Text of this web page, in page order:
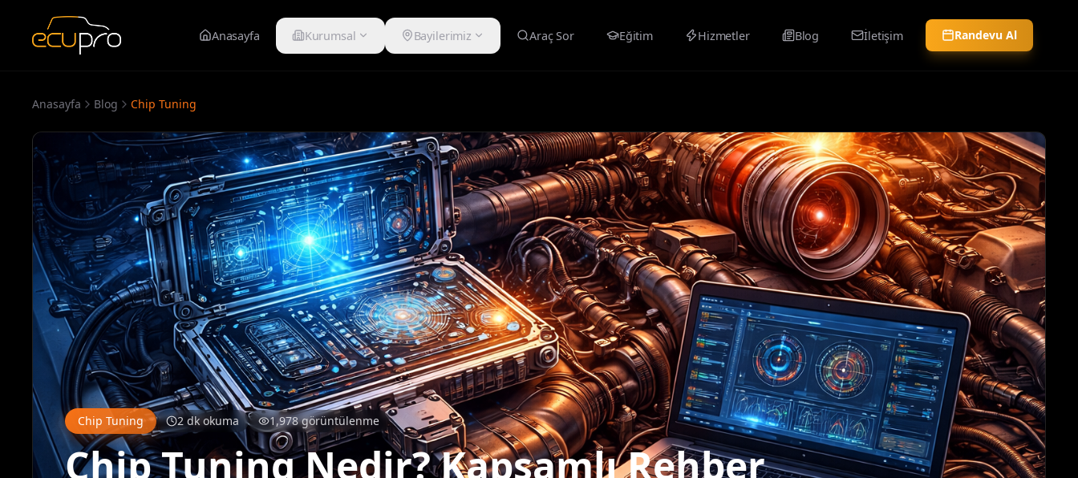
Anasayfa Kurumsal Bayilerimiz Araç Sor Eğitim Hizmetler Blog İletişim Randevu Al
Anasayfa Blog Chip Tuning
Chip Tuning 2 dk okuma 1,978 görüntülenme
Chip Tuning Nedir? Kapsamlı Rehber